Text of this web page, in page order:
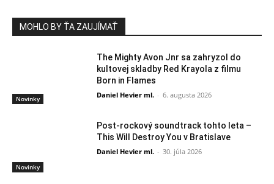
MOHLO BY ŤA ZAUJÍMAŤ
Novinky
The Mighty Avon Jnr sa zahryzol do
kultovej skladby Red Krayola z filmu
Born in Flames
Daniel Hevier ml. - 6. augusta 2026
Novinky
Post-rockový soundtrack tohto leta –
This Will Destroy You v Bratislave
Daniel Hevier ml. - 30. júla 2026